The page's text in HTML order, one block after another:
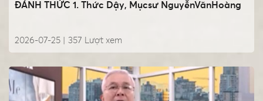
ĐÁNH THỨC 1. Thức Dậy, Mụcsư NguyễnVănHoàng
2026-07-25 | Lượt xem
357